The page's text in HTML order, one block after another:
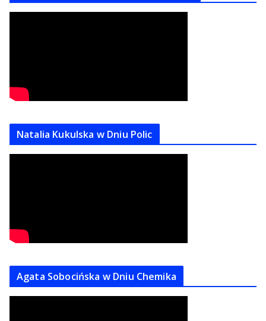
Natalia Kukulska w Dniu Polic
Agata Sobocińska w Dniu Chemika